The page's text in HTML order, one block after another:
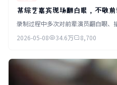
某综艺嘉宾现场翻白眼，不敬前
录制过程中多次对前辈演员翻白眼
2026-05-08
34.6万 8,700